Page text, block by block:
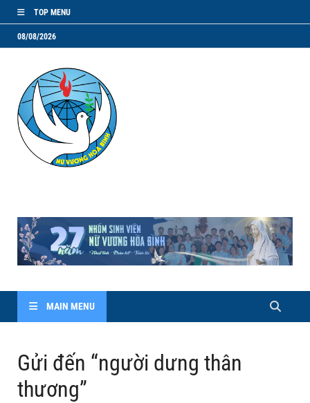
TOP MENU
08/08/2026
MAIN MENU
Gửi đến “người dưng thân
thương”